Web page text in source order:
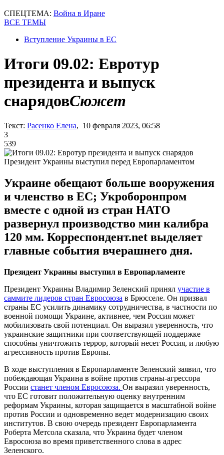
СПЕЦТЕМА: Война в Иране
ВСЕ ТЕМЫ
Вступление Украины в ЕС
Итоги 09.02: Евротур
президента и выпуск
снарядовСюжет
Текст: Расенко Елена, 10 февраля 2023, 06:58
3
539
Президент Украины выступил перед Европарламентом
Украине обещают больше вооружения
и членство в ЕС; Укроборонпром
вместе с одной из стран НАТО
развернул производство мин калибра
120 мм. Корреспондент.net выделяет
главные события вчерашнего дня.
Президент Украины выступил в Европарламенте
Президент Украины Владимир Зеленский принял участие в
саммите лидеров стран Евросоюза в Брюсселе. Он призвал
страны ЕС усилить динамику сотрудничества, в частности по
военной помощи Украине, активнее, чем Россия может
мобилизовать свой потенциал. Он выразил уверенность, что
украинские защитники при соответствующей поддержке
способны уничтожить террор, который несет Россия, и любую
агрессивность против Европы.
В ходе выступления в Европарламенте Зеленский заявил, что
побеждающая Украина в войне против страны-агрессора
России станет членом Евросоюза. Он выразил уверенность,
что ЕС готовит положительную оценку внутренним
реформам Украины, которая защищается в масштабной войне
против России и одновременно ведет модернизацию своих
институтов. В свою очередь президент Европарламента
Роберта Метсола сказала, что Украина будет членом
Евросоюза во время приветственного слова в адрес
Зеленского.